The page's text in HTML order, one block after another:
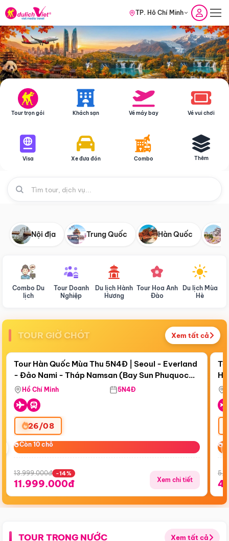
TP. Hồ Chí Minh
Tour trọn gói Khách sạn Vé máy bay Vé vui chơi
Visa Xe đưa đón Combo Thêm
Nội địa Trung Quốc Hàn Quốc
Combo Du
lịch
Tour Doanh
Nghiệp
Du lịch Hành
Hương
Tour Hoa Anh
Đào
Du lịch Mùa
Hè
TOUR GIỜ CHÓT Xem tất cả
Còn18 ngày 19:21:37
Bay Sun Phuquoc Airways
Điểm nổi bật
Tour Hàn Quốc Mùa Thu 5N4Đ | Seoul - Everland
- Đảo Nami - Tháp Namsan (Bay Sun Phuquoc
Airways)
Hồ Chí Minh 5N4Đ
26/08
Còn 10 chỗ
Còn 10 chỗ
13.999.000đ -14%
11.999.000đ Xem chi tiết
TOUR TRONG NƯỚC Xem tất cả